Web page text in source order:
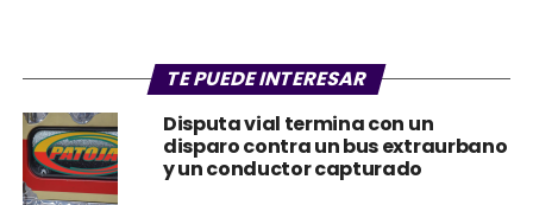
TE PUEDE INTERESAR
Disputa vial termina con un
disparo contra un bus extraurbano
y un conductor capturado